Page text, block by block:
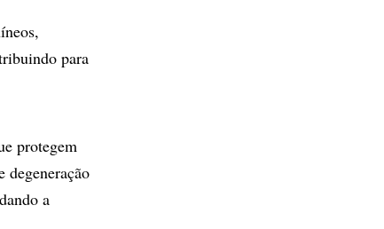
para
protegem
degeneração
a